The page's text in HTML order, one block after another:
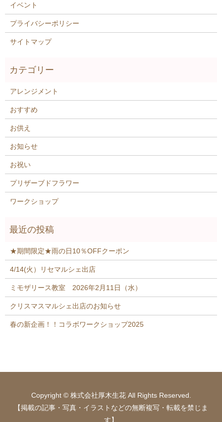
イベント
プライバシーポリシー
サイトマップ
アレンジメント
おすすめ
お供え
お知らせ
お祝い
プリザーブドフラワー
ワークショップ
★期間限定★雨の日10％OFFクーポン
4/14(火）リセマルシェ出店
ミモザリース教室 2026年2月11日（水）
クリスマスマルシェ出店のお知らせ
春の新企画！！コラボワークショップ2025
Copyright © 株式会社厚木生花 All Rights Reserved.
【掲載の記事・写真・イラストなどの無断複写・転載を禁じま
す】